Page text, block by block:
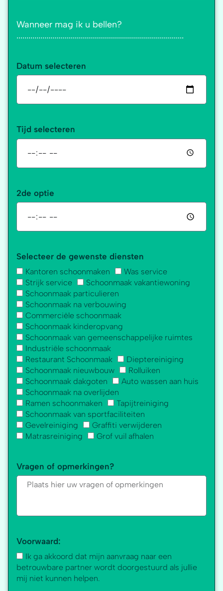
Wanneer mag ik u bellen?
....................................................................................
Datum selecteren
Tijd selecteren
2de optie
Selecteer de gewenste diensten
Kantoren schoonmaken
Was service
Strijk service
Schoonmaak vakantiewoning
Schoonmaak particulieren
Schoonmaak na verbouwing
Commerciële schoonmaak
Schoonmaak kinderopvang
Schoonmaak van gemeenschappelijke ruimtes
Industriële schoonmaak
Restaurant Schoonmaak
Dieptereiniging
Schoonmaak nieuwbouw
Rolluiken
Schoonmaak dakgoten
Auto wassen aan huis
Schoonmaak na overlijden
Ramen schoonmaken
Tapijtreiniging
Schoonmaak van sportfaciliteiten
Gevelreiniging
Graffiti verwijderen
Matrasreiniging
Grof vuil afhalen
Vragen of opmerkingen?
Voorwaard:
Ik ga akkoord dat mijn aanvraag naar een
betrouwbare partner wordt doorgestuurd als jullie
mij niet kunnen helpen.